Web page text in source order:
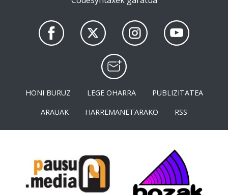
HONI BURUZ LEGE OHARRA
PUBLIZITATEA
ARAUAK
HARREMANETARAKO RSS